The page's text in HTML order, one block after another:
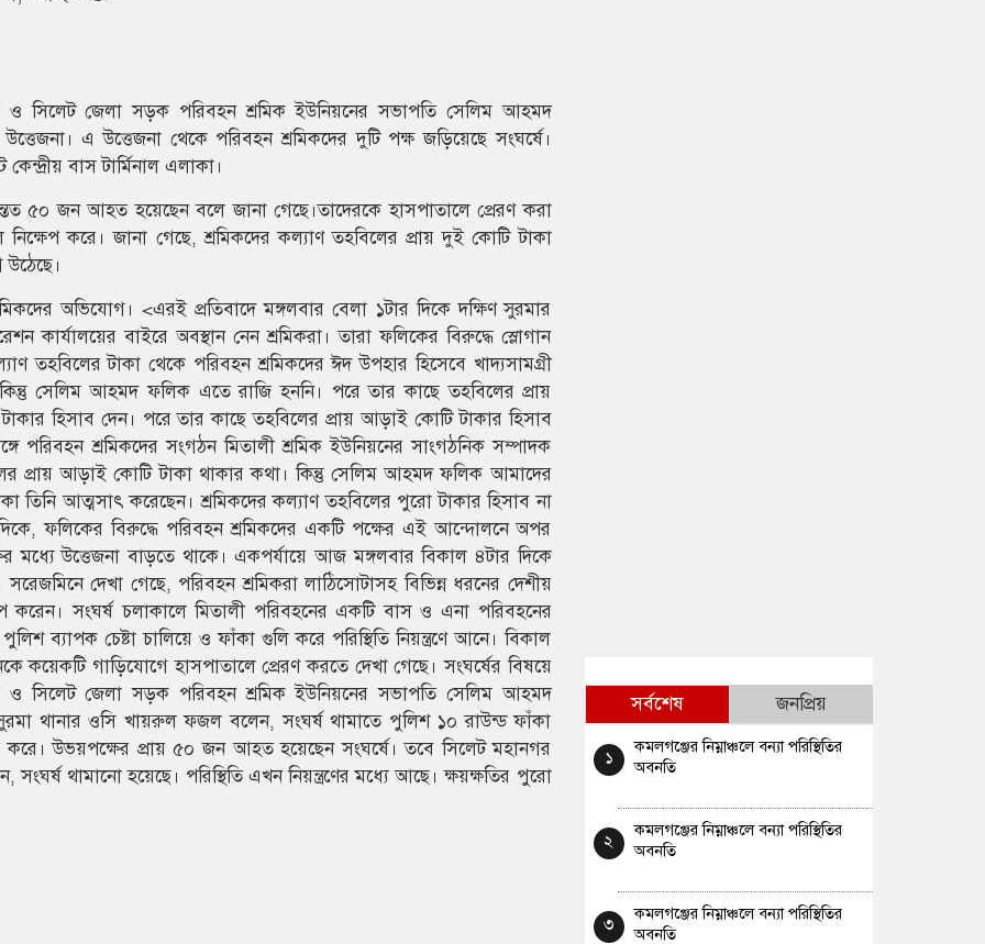
ও সিলেট জেলা সড়ক পরিবহন শ্রমিক ইউনিয়নের সভাপতি সেলিম আহমদ
এ উত্তেজনা থেকে পরিবহন শ্রমিকদের দুটি পক্ষ জড়িয়েছে সংঘর্ষে।
বাস টার্মিনাল এলাকা।
৫০ জন আহত হয়েছেন বলে জানা গেছে।তাদেরকে হাসপাতালে প্রেরণ করা
করে। জানা গেছে, শ্রমিকদের কল্যাণ তহবিলের প্রায় দুই কোটি টাকা
অভিযোগ। <এরই প্রতিবাদে মঙ্গলবার বেলা ১টার দিকে দক্ষিণ সুরমার
কার্যালয়ের বাইরে অবস্থান নেন শ্রমিকরা। তারা ফলিকের বিরুদ্ধে স্লোগান
তহবিলের টাকা থেকে পরিবহন শ্রমিকদের ঈদ উপহার হিসেবে খাদ্যসামগ্রী
কিন্তু সেলিম আহমদ ফলিক এতে রাজি হননি। পরে তার কাছে তহবিলের প্রায়
হিসাব দেন। পরে তার কাছে তহবিলের প্রায় আড়াই কোটি টাকার হিসাব
পরিবহন শ্রমিকদের সংগঠন মিতালী শ্রমিক ইউনিয়নের সাংগঠনিক সম্পাদক
প্রায় আড়াই কোটি টাকা থাকার কথা। কিন্তু সেলিম আহমদ ফলিক আমাদের
তিনি আত্মসাৎ করেছেন। শ্রমিকদের কল্যাণ তহবিলের পুরো টাকার হিসাব না
ফলিকের বিরুদ্ধে পরিবহন শ্রমিকদের একটি পক্ষের এই আন্দোলনে অপর
মধ্যে উত্তেজনা বাড়তে থাকে। একপর্যায়ে আজ মঙ্গলবার বিকাল ৪টার দিকে
দেখা গেছে, পরিবহন শ্রমিকরা লাঠিসোটাসহ বিভিন্ন ধরনের দেশীয়
করেন। সংঘর্ষ চলাকালে মিতালী পরিবহনের একটি বাস ও এনা পরিবহনের
ব্যাপক চেষ্টা চালিয়ে ও ফাঁকা গুলি করে পরিস্থিতি নিয়ন্ত্রণে আনে। বিকাল
কয়েকটি গাড়িযোগে হাসপাতালে প্রেরণ করতে দেখা গেছে। সংঘর্ষের বিষয়ে
ও সিলেট জেলা সড়ক পরিবহন শ্রমিক ইউনিয়নের সভাপতি সেলিম আহমদ
থানার ওসি খায়রুল ফজল বলেন, সংঘর্ষ থামাতে পুলিশ ১০ রাউন্ড ফাঁকা
করে। উভয়পক্ষের প্রায় ৫০ জন আহত হয়েছেন সংঘর্ষে। তবে সিলেট মহানগর
থামানো হয়েছে। পরিস্থিতি এখন নিয়ন্ত্রণের মধ্যে আছে। ক্ষয়ক্ষতির পুরো
সর্বশেষ জনপ্রিয়
১
কমলগঞ্জের নিম্নাঞ্চলে বন্যা পরিস্থিতির
অবনতি
২
কমলগঞ্জের নিম্নাঞ্চলে বন্যা পরিস্থিতির
অবনতি
৩
কমলগঞ্জের নিম্নাঞ্চলে বন্যা পরিস্থিতির
অবনতি